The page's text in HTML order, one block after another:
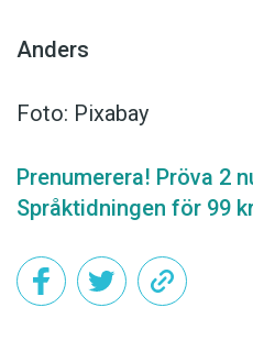
Anders
Foto: Pixabay
Prenumerera! Pröva 2
Språktidningen för 99